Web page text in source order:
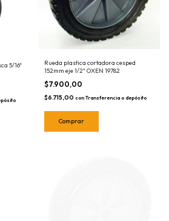
5/16"
Rueda plastica cortadora cesped
152mm eje 1/2" OXEN 19782
$7.900,00
$6.715,00 con Transferencia o depósito